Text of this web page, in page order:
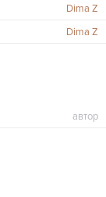
Dima Z
Dima Z
автор